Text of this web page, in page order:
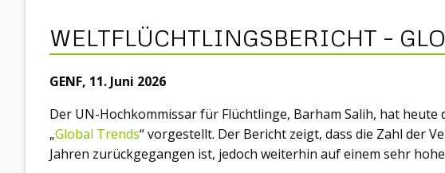
WELTFLÜCHTLINGSBERICHT –
GENF, 11. Juni 2026
Der UN-Hochkommissar für Flüchtlinge, Barham Salih, hat
„Global Trends“ vorgestellt. Der Bericht zeigt, dass die Zahl der
Jahren zurückgegangen ist, jedoch weiterhin auf einem sehr